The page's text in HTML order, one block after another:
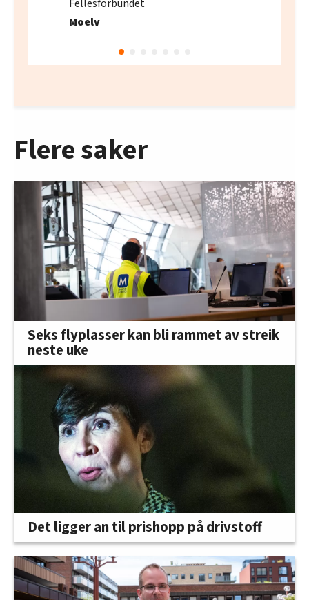
Fellesforbundet
Moelv
Flere saker
Seks flyplasser kan bli rammet av streik
neste uke
Det ligger an til prishopp på drivstoff